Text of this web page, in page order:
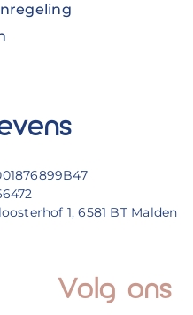
1, 6581 BT Malden
Volg ons